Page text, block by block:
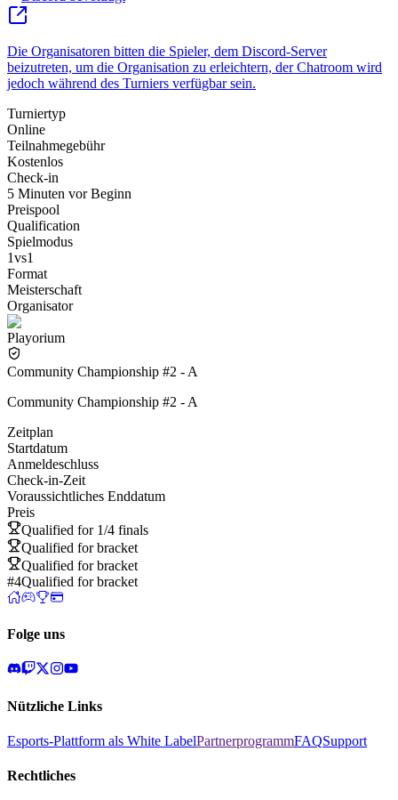
Die Organisatoren bitten die Spieler, dem Discord-Server
beizutreten, um die Organisation zu erleichtern, der Chatroom wird
jedoch während des Turniers verfügbar sein.
Turniertyp
Online
Teilnahmegebühr
Kostenlos
Check-in
5 Minuten vor Beginn
Preispool
Qualification
Spielmodus
1vs1
Format
Meisterschaft
Organisator
Playorium
Community Championship #2 - A
Community Championship #2 - A
Zeitplan
Startdatum
Anmeldeschluss
Check-in-Zeit
Voraussichtliches Enddatum
Preis
Qualified for 1/4 finals
Qualified for bracket
Qualified for bracket
#4Qualified for bracket
Folge uns
Nützliche Links
Esports-Plattform als White LabelPartnerprogrammFAQSupport
Rechtliches